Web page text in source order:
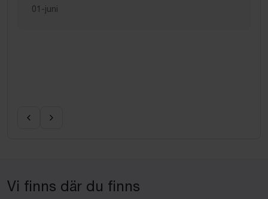
01-juni
Vi finns där du finns